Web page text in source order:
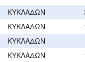
ΚΥΚΛΑΔΩΝ
ΚΥΚΛΑΔΩΝ
ΚΥΚΛΑΔΩΝ
ΚΥΚΛΑΔΩΝ